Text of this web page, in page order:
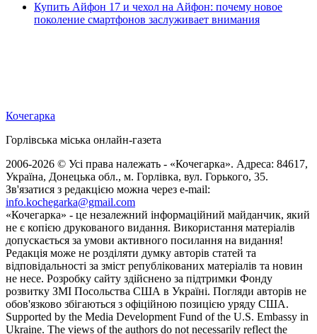
Купить Айфон 17 и чехол на Айфон: почему новое
поколение смартфонов заслуживает внимания
Кочегарка
Горлівська міська онлайн-газета
2006-2026 © Усі права належать - «Кочегарка». Адреса: 84617,
Україна, Донецька обл., м. Горлівка, вул. Горького, 35.
Зв'язатися з редакцією можна через e-mail:
info.kochegarka@gmail.com
«Кочегарка» - це незалежний інформаційний майданчик, який
не є копією друкованого видання. Використання матеріалів
допускається за умови активного посилання на видання!
Редакція може не розділяти думку авторів статей та
відповідальності за зміст републікованих матеріалів та новин
не несе. Розробку сайту здійснено за підтримки Фонду
розвитку ЗМІ Посольства США в Україні. Погляди авторів не
обов'язково збігаються з офіційною позицією уряду США.
Supported by the Media Development Fund of the U.S. Embassy in
Ukraine. The views of the authors do not necessarily reflect the